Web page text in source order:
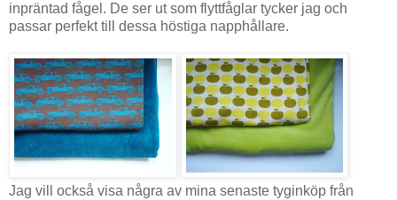
inpräntad fågel. De ser ut som flyttfåglar tycker jag och
passar perfekt till dessa höstiga napphållare.
Jag vill också visa några av mina senaste tyginköp från